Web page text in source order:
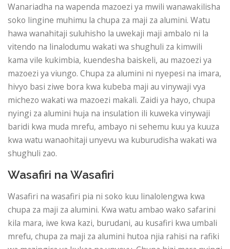
Wanariadha na wapenda mazoezi ya mwili wanawakilisha
soko lingine muhimu la chupa za maji za alumini. Watu
hawa wanahitaji suluhisho la uwekaji maji ambalo ni la
vitendo na linalodumu wakati wa shughuli za kimwili
kama vile kukimbia, kuendesha baiskeli, au mazoezi ya
mazoezi ya viungo. Chupa za alumini ni nyepesi na imara,
hivyo basi ziwe bora kwa kubeba maji au vinywaji vya
michezo wakati wa mazoezi makali. Zaidi ya hayo, chupa
nyingi za alumini huja na insulation ili kuweka vinywaji
baridi kwa muda mrefu, ambayo ni sehemu kuu ya kuuza
kwa watu wanaohitaji unyevu wa kuburudisha wakati wa
shughuli zao.
Wasafiri na Wasafiri
Wasafiri na wasafiri pia ni soko kuu linalolengwa kwa
chupa za maji za alumini. Kwa watu ambao wako safarini
kila mara, iwe kwa kazi, burudani, au kusafiri kwa umbali
mrefu, chupa za maji za alumini hutoa njia rahisi na rafiki